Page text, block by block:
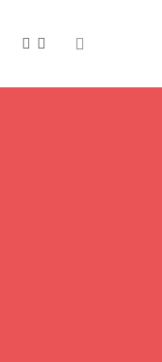
FACEBOOK
YOUTUBE